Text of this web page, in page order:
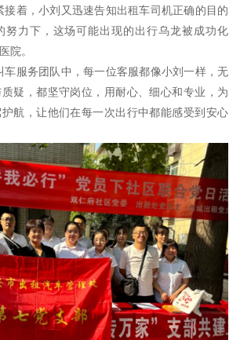
接着，小刘又迅速告知出租车司机正确的目的
努力下，这场可能出现的出行乌龙被成功化
院。
车服务团队中，每一位客服都像小刘一样，无
疑，都坚守岗位，用耐心、细心和专业，为
航，让他们在每一次出行中都能感受到安心